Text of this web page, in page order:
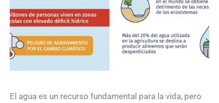
El agua es un recurso fundamental para la vida, pero